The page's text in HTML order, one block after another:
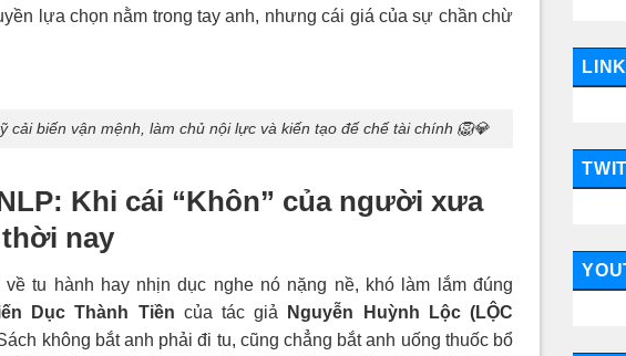
lựa chọn nằm trong tay anh, nhưng cái giá của sự chần chừ
cải biến vận mệnh, làm chủ nội lực và kiến tạo đế chế tài chính 🦁💎
Khi cái “Khôn” của người xưa
thời nay
tu hành hay nhịn dục nghe nó nặng nề, khó làm lắm đúng
Dục Thành Tiền của tác giả
Nguyễn Huỳnh Lộc (LỘC
không bắt anh phải đi tu, cũng chẳng bắt anh uống thuốc bổ